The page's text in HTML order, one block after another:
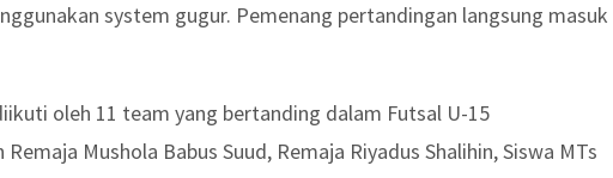
system gugur. Pemenang pertandingan langsung masuk
oleh 11 team yang bertanding dalam Futsal U-15
Mushola Babus Suud, Remaja Riyadus Shalihin, Siswa MTs